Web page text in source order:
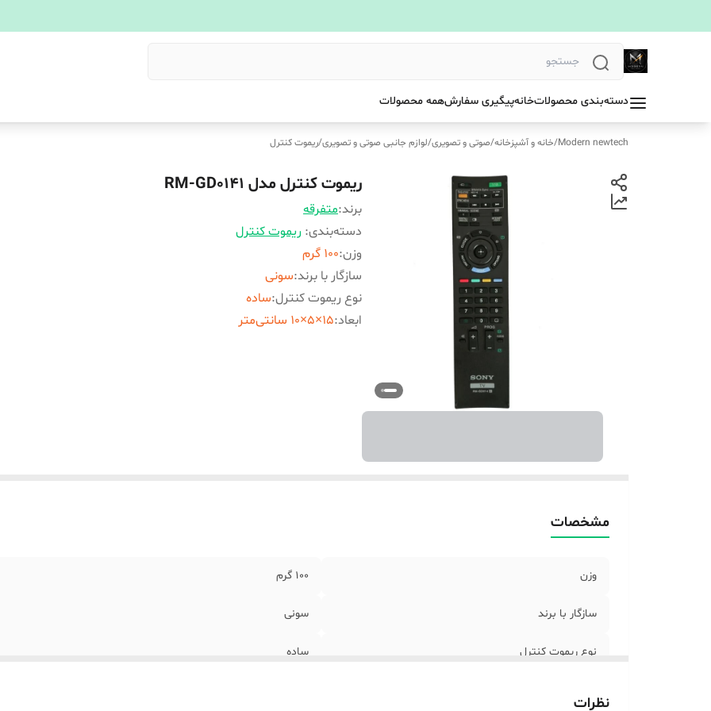
دسته‌بندی محصولاتخانهپیگیری سفارشهمه محصولات
Modern newtech
/خانه و آشپزخانه/صوتی و تصویری/لوازم جانبی صوتی و تصویری/ریموت کنترل
ریموت کنترل مدل RM-GD0141
برند:متفرقه
دسته‌بندی: ریموت کنترل
وزن:100 گرم
سازگار با برند:سونی
نوع ریموت کنترل:ساده
ابعاد:15×5×10 سانتی‌متر
مشخصات
وزن 100 گرم
سازگار با برند سونی
نوع ریموت کنترل ساده
نظرات